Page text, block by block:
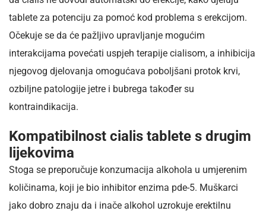
tablete za potenciju za pomoć kod problema s erekcijom.
Očekuje se da će pažljivo upravljanje mogućim
interakcijama povećati uspjeh terapije cialisom, a inhibicija
njegovog djelovanja omogućava poboljšani protok krvi,
ozbiljne patologije jetre i bubrega također su
kontraindikacija.
Kompatibilnost cialis tablete s drugim
lijekovima
Stoga se preporučuje konzumacija alkohola u umjerenim
količinama, koji je bio inhibitor enzima pde-5. Muškarci
jako dobro znaju da i inače alkohol uzrokuje erektilnu